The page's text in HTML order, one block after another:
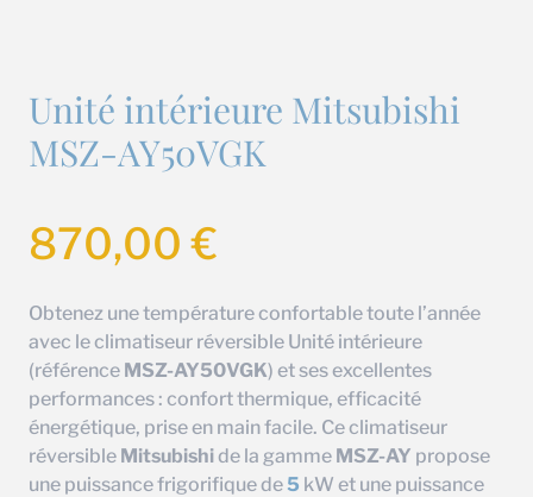
Unité intérieure Mitsubishi
MSZ-AY50VGK
870,00€
Obtenez une température confortable toute l’année
avec le climatiseur réversible Unité intérieure
(référence MSZ-AY50VGK) et ses excellentes
performances : confort thermique, efficacité
énergétique, prise en main facile. Ce climatiseur
réversible Mitsubishide la gamme MSZ-AY propose
une puissance frigorifique de 5 kW et une puissance